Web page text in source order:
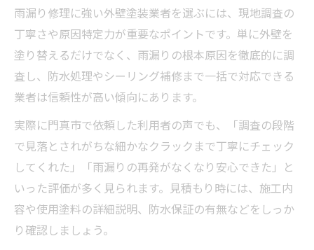
外壁塗装で住まいの資産価値を守る方法
外壁塗装による雨漏り再発防止の実践法
雨漏り修理に強い外壁塗装業者を選ぶには、現地調査の
丁寧さや原因特定力が重要なポイントです。単に外壁を
塗り替えるだけでなく、雨漏りの根本原因を徹底的に調
査し、防水処理やシーリング補修まで一括で対応できる
業者は信頼性が高い傾向にあります。
実際に門真市で依頼した利用者の声でも、「調査の段階
で見落とされがちな細かなクラックまで丁寧にチェック
してくれた」「雨漏りの再発がなくなり安心できた」と
いった評価が多く見られます。見積もり時には、施工内
容や使用塗料の詳細説明、防水保証の有無などをしっか
り確認しましょう。